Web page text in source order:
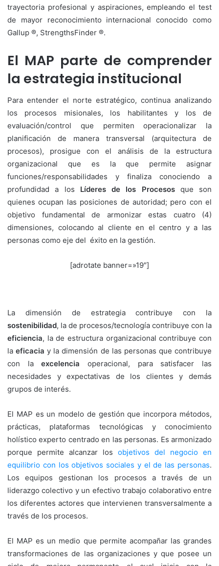
trayectoria profesional y aspiraciones, empleando el test
de mayor reconocimiento internacional conocido como
Gallup ®, StrengthsFinder ®.
El MAP parte de comprender
la estrategia institucional
Para entender el norte estratégico, continua analizando
los procesos misionales, los habilitantes y los de
evaluación/control que permiten operacionalizar la
planificación de manera transversal (arquitectura de
procesos), prosigue con el análisis de la estructura
organizacional que es la que permite asignar
funciones/responsabilidades y finaliza conociendo a
profundidad a los Líderes de los Procesosque son
quienes ocupan las posiciones de autoridad; pero con el
objetivo fundamental de armonizar estas cuatro (4)
dimensiones, colocando al cliente en el centro y a las
personas como eje del éxito en la gestión.
[adrotate banner=»19″]
La dimensión de estrategia contribuye con la
sostenibilidad, la de procesos/tecnología contribuye con la
eficiencia, la de estructura organizacional contribuye con
laeficacia y la dimensión de las personas que contribuye
con laexcelencia operacional, para satisfacer las
necesidades y expectativas de los clientes y demás
grupos de interés.
El MAP es un modelo de gestión que incorpora métodos,
prácticas, plataformas tecnológicas y conocimiento
holístico experto centrado en las personas. Es armonizado
porque permite alcanzar los objetivos del negocio en
equilibrio con los objetivos sociales y el de las personas.
Los equipos gestionan los procesos a través de un
liderazgo colectivo y un efectivo trabajo colaborativo entre
los diferentes actores que intervienen transversalmente a
través de los procesos.
El MAP es un medio que permite acompañar las grandes
transformaciones de las organizaciones y que posee un